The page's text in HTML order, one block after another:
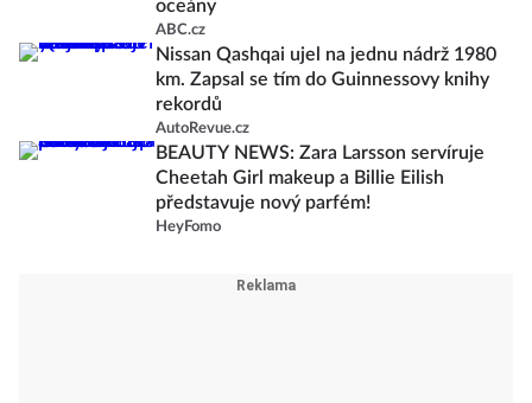
oceány
ABC.cz
Nissan Qashqai ujel na jednu nádrž 1980
km. Zapsal se tím do Guinnessovy knihy
rekordů
AutoRevue.cz
BEAUTY NEWS: Zara Larsson servíruje
Cheetah Girl makeup a Billie Eilish
představuje nový parfém!
HeyFomo